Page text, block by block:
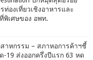
ท่องเที่ยวเชิงอาหารและ
เศษของ อพท.
าหกรรม – สภาหอการค้าฯชี้
-19 ส่งออกครึ่งปีแรก 63 หด